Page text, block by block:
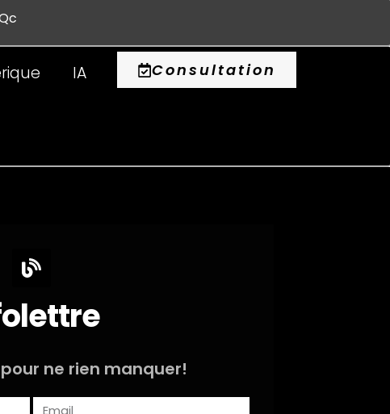
IA Consultation
ne rien manquer!